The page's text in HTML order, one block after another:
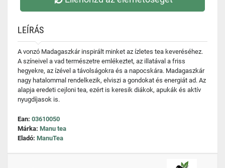
LEÍRÁS
A vonzó Madagaszkár inspirált minket az ízletes tea keveréséhez.
A színeivel a vad természetre emlékeztet, az illatával a friss
hegyekre, az ízével a távolságokra és a napocskára. Madagaszkár
nagy hatalommal rendelkezik, elviszi a gondokat és energiát ad. Az
alapja eredeti cejloni tea, ezért is keresik diákok, apukák és aktív
nyugdíjasok is.
Ean: 03610050
Márka: Manu tea
Eladó: ManuTea